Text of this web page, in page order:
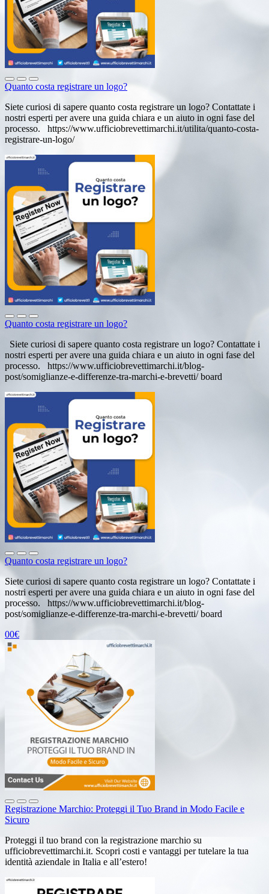
Quanto costa registrare un logo?
Siete curiosi di sapere quanto costa registrare un logo? Contattate i
nostri esperti per avere una guida chiara e un aiuto in ogni fase del
processo. https://www.ufficiobrevettimarchi.it/utilita/quanto-costa-
registrare-un-logo/
Quanto costa registrare un logo?
Siete curiosi di sapere quanto costa registrare un logo? Contattate i
nostri esperti per avere una guida chiara e un aiuto in ogni fase del
processo. https://www.ufficiobrevettimarchi.it/blog-
post/somiglianze-e-differenze-tra-marchi-e-brevetti/ board
Quanto costa registrare un logo?
Siete curiosi di sapere quanto costa registrare un logo? Contattate i
nostri esperti per avere una guida chiara e un aiuto in ogni fase del
processo. https://www.ufficiobrevettimarchi.it/blog-
post/somiglianze-e-differenze-tra-marchi-e-brevetti/ board
00€
Registrazione Marchio: Proteggi il Tuo Brand in Modo Facile e
Sicuro
Proteggi il tuo brand con la registrazione marchio su
ufficiobrevettimarchi.it. Scopri costi e vantaggi per tutelare la tua
identità aziendale in Italia e all’estero!